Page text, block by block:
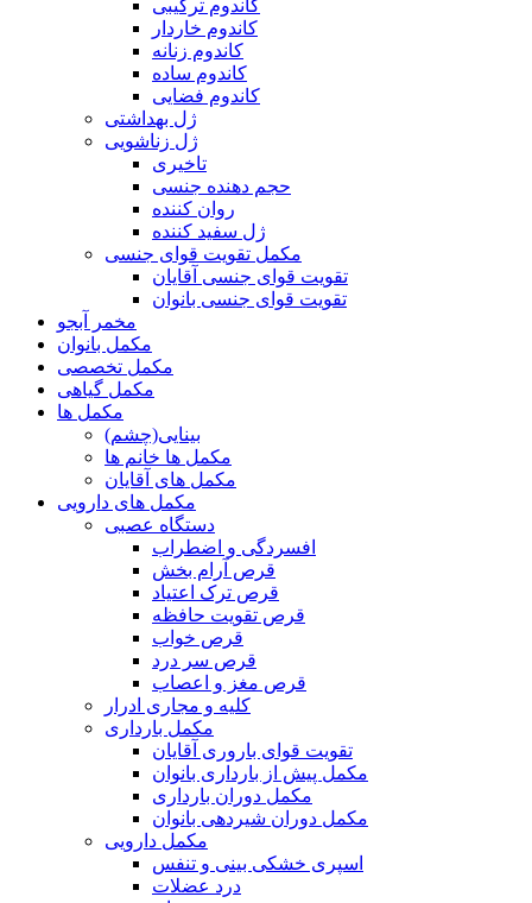
کاندوم ترکیبی
کاندوم خاردار
کاندوم زنانه
کاندوم ساده
کاندوم فضایی
ژل بهداشتی
ژل زناشویی
تاخیری
حجم دهنده جنسی
روان کننده
ژل سفید کننده
مکمل تقویت قوای جنسی
تقویت قوای جنسی آقایان
تقویت قوای جنسی بانوان
مخمر آبجو
مکمل بانوان
مکمل تخصصی
مکمل گیاهی
مکمل ها
بینایی(چشم)
مکمل ها خانم ها
مکمل های آقایان
مکمل های دارویی
دستگاه عصبی
افسردگی و اضطراب
قرص آرام بخش
قرص ترک اعتیاد
قرص تقویت حافظه
قرص خواب
قرص سر درد
قرص مغز و اعصاب
کلیه و مجاری ادرار
مکمل بارداری
تقویت قوای باروری آقایان
مکمل پیش از بارداری بانوان
مکمل دوران بارداری
مکمل دوران شیردهی بانوان
مکمل دارویی
اسپری خشکی بینی و تنفس
درد عضلات